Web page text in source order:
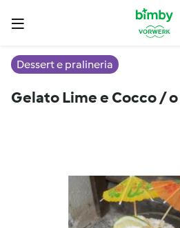
Dessert e pralineria
Gelato Lime e Cocco /